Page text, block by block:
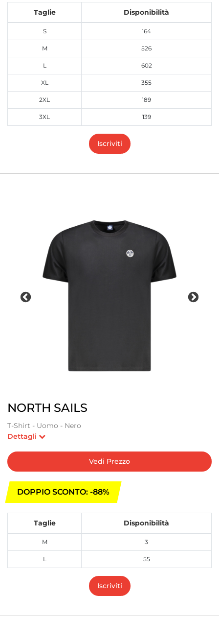
Taglie Disponibilità
S 164
M 526
L 602
XL 355
2XL 189
3XL 139
Iscriviti
NORTH SAILS
T-Shirt - Uomo - Nero
Dettagli
Vedi Prezzo
DOPPIO SCONTO: -88%
Taglie Disponibilità
M 3
L 55
Iscriviti